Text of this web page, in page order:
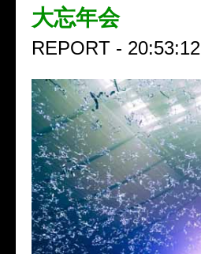
大忘年会
REPORT - 20:53:12